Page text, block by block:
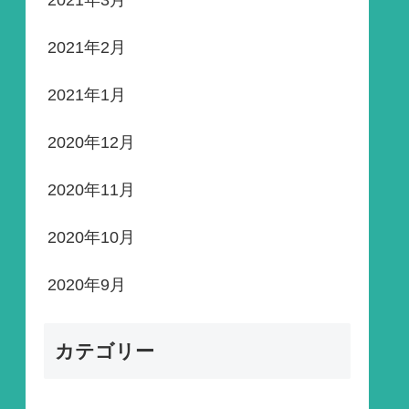
2021年2月
2021年1月
2020年12月
2020年11月
2020年10月
2020年9月
カテゴリー